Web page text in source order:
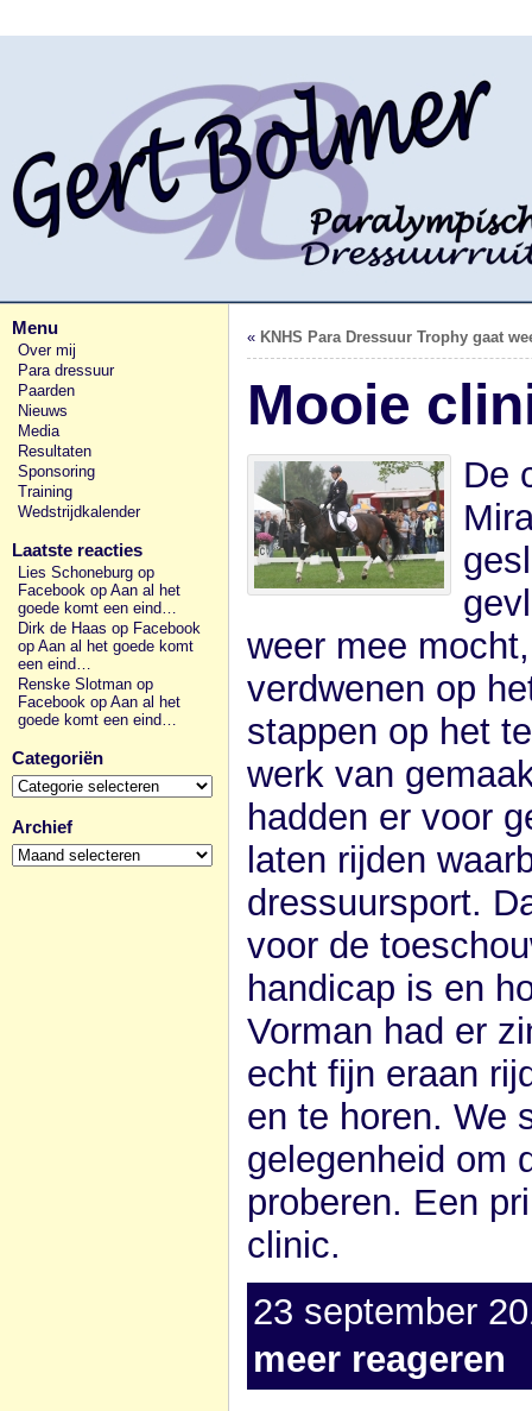
Menu
Over mij
Para dressuur
Paarden
Nieuws
Media
Resultaten
Sponsoring
Training
Wedstrijdkalender
Laatste reacties
Lies Schoneburg op
Facebook op Aan al het
goede komt een eind…
Dirk de Haas op Facebook
op Aan al het goede komt
een eind…
Renske Slotman op
Facebook op Aan al het
goede komt een eind…
Categoriën
Categoriën
Archief
Archief
« KNHS Para Dressuur Trophy gaat
Mooie
De
weer mee
verdwenen op
stappen op het
werk van
hadden er voor
laten rijden
dressuursport.
voor de
handicap is en
Vorman had er
echt fijn eraan
en te horen. We
gelegenheid om
proberen. Een
clinic.
23 september
meer reageren